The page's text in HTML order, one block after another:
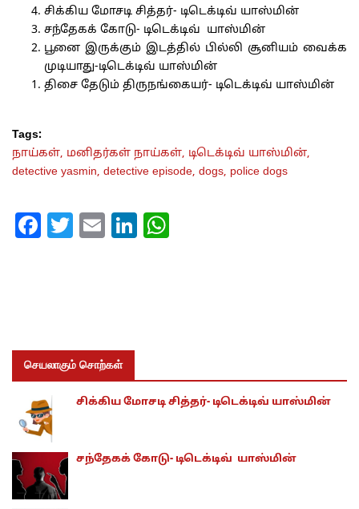
சிக்கிய மோசடி சித்தர்- டிடெக்டிவ் யாஸ்மின்
சந்தேகக் கோடு- டிடெக்டிவ் யாஸ்மின்
பூனை இருக்கும் இடத்தில் பில்லி சூனியம் வைக்க
முடியாது-டிடெக்டிவ் யாஸ்மின்
திசை தேடும் திருநங்கையர்- டிடெக்டிவ் யாஸ்மின்
Tags:
நாய்கள், மனிதர்கள் நாய்கள், டிடெக்டிவ் யாஸ்மின்,
detective yasmin, detective episode, dogs, police dogs
Facebook
Twitter
EmailLinkedIn
செயலாகும் சொற்கள்
சிக்கிய மோசடி சித்தர்- டிடெக்டிவ் யாஸ்மின்
சந்தேகக் கோடு- டிடெக்டிவ் யாஸ்மின்